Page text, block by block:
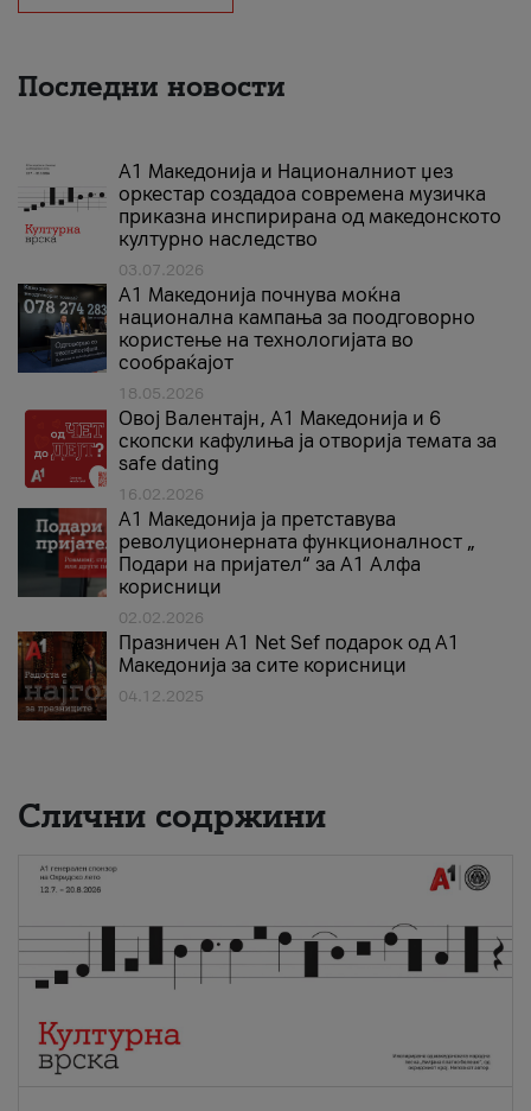
Последни новости
А1 Македонија и Националниот џез
оркестар создадоа современа музичка
приказна инспирирана од македонското
културно наследство
03.07.2026
A1 Македонија почнува моќна
национална кампања за поодговорно
користење на технологијата во
сообраќајот
18.05.2026
Овој Валентајн, A1 Македонија и 6
скопски кафулиња ја отворија темата за
safe dating
16.02.2026
А1 Македонија ја претставува
револуционерната функционалност „
Подари на пријател“ за А1 Алфа
корисници
02.02.2026
Празничен A1 Net Sеf подарок од А1
Македонија за сите корисници
04.12.2025
Слични содржини